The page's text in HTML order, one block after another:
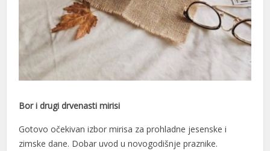
Bor i drugi drvenasti mirisi
Gotovo očekivan izbor mirisa za prohladne jesenske i
zimske dane. Dobar uvod u novogodišnje praznike.